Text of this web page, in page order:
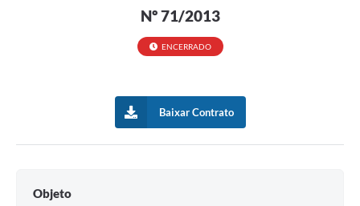
Nº 71/2013
ENCERRADO
Baixar Contrato
Objeto